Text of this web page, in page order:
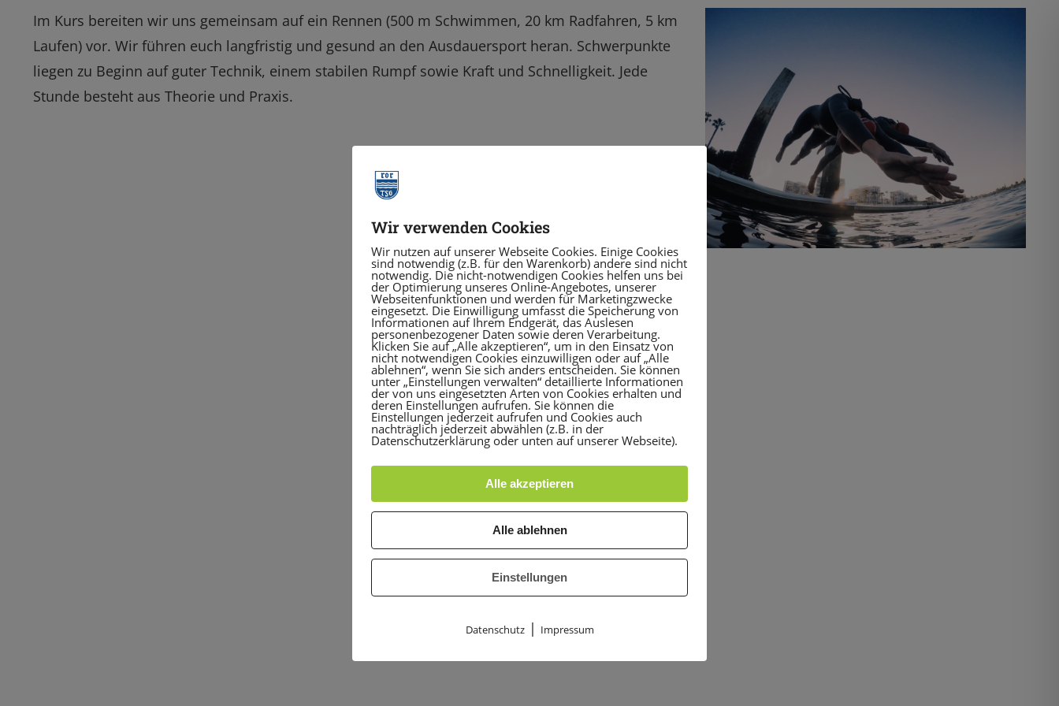
Im Kurs bereiten wir uns gemeinsam auf ein Rennen (500 m Schwimmen, 20 km Radfahren, 5 km
Laufen) vor. Wir führen euch langfristig und gesund an den Ausdauersport heran. Schwerpunkte
liegen zu Beginn auf guter Technik, einem stabilen Rumpf sowie Kraft und Schnelligkeit. Jede
Stunde besteht aus Theorie und Praxis.
Wir verwenden Cookies
Wir nutzen auf unserer Webseite Cookies. Einige Cookies
sind notwendig (z.B. für den Warenkorb) andere sind nicht
notwendig. Die nicht-notwendigen Cookies helfen uns bei
der Optimierung unseres Online-Angebotes, unserer
Webseitenfunktionen und werden für Marketingzwecke
eingesetzt. Die Einwilligung umfasst die Speicherung von
Informationen auf Ihrem Endgerät, das Auslesen
personenbezogener Daten sowie deren Verarbeitung.
Klicken Sie auf „Alle akzeptieren“, um in den Einsatz von
nicht notwendigen Cookies einzuwilligen oder auf „Alle
ablehnen“, wenn Sie sich anders entscheiden. Sie können
unter „Einstellungen verwalten“ detaillierte Informationen
der von uns eingesetzten Arten von Cookies erhalten und
deren Einstellungen aufrufen. Sie können die
Einstellungen jederzeit aufrufen und Cookies auch
nachträglich jederzeit abwählen (z.B. in der
Datenschutzerklärung oder unten auf unserer Webseite).
Alle akzeptieren
Alle ablehnen
Einstellungen
Datenschutz| Impressum